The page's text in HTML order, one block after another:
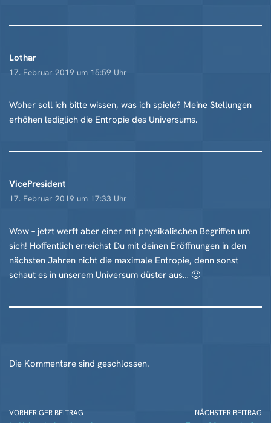
Lothar
17. Februar 2019 um 15:59 Uhr
Woher soll ich bitte wissen, was ich spiele? Meine Stellungen
erhöhen lediglich die Entropie des Universums.
VicePresident
17. Februar 2019 um 17:33 Uhr
Wow – jetzt werft aber einer mit physikalischen Begriffen um
sich! Hoffentlich erreichst Du mit deinen Eröffnungen in den
nächsten Jahren nicht die maximale Entropie, denn sonst
schaut es in unserem Universum düster aus… 🙂
Die Kommentare sind geschlossen.
VORHERIGER BEITRAG NÄCHSTER BEITRAG